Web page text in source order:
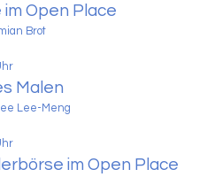
im Open Place
Brot
Malen
Lee-Meng
im Open Place